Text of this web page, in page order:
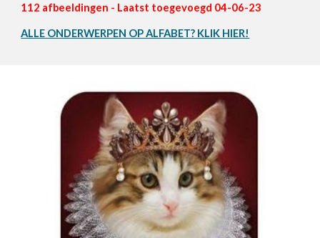
112 afbeeldingen - Laatst toegevoegd 04-06-23
ALLE ONDERWERPEN OP ALFABET? KLIK HIER!